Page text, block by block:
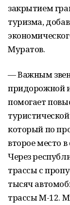
закрытием
туризма,
Муратов.
— Важным
придорожной
помогает
который по
второе место
Через
трассы с
тысяч
трассы М-12.